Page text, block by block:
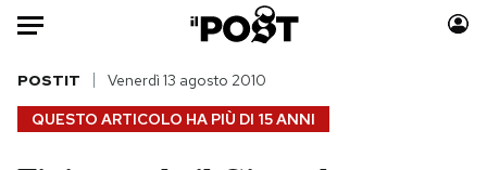
Auto
HOME
QUESTO ARTICOLO HA PIÙ DI 15 ANNI
POSTIT Venerdì 13 agosto 2010